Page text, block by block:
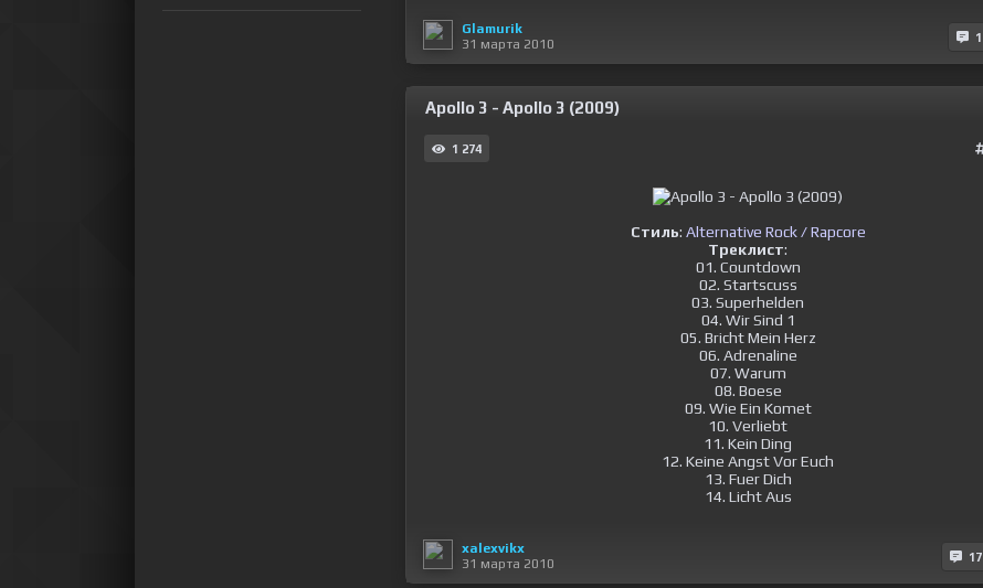
Glamurik
31 марта 2010
1
Apollo 3 - Apollo 3 (2009)
1 274
Стиль: Alternative Rock / Rapcore
Треклист:
01. Countdown
02. Startscuss
03. Superhelden
04. Wir Sind 1
05. Bricht Mein Herz
06. Adrenaline
07. Warum
08. Boese
09. Wie Ein Komet
10. Verliebt
11. Kein Ding
12. Keine Angst Vor Euch
13. Fuer Dich
14. Licht Aus
xalexvikx
31 марта 2010
17